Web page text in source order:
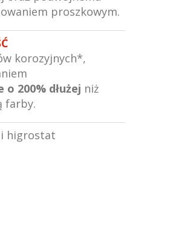
proszkowym.
korozyjnych*,
o 200% dłużej niż
farby.
higrostat